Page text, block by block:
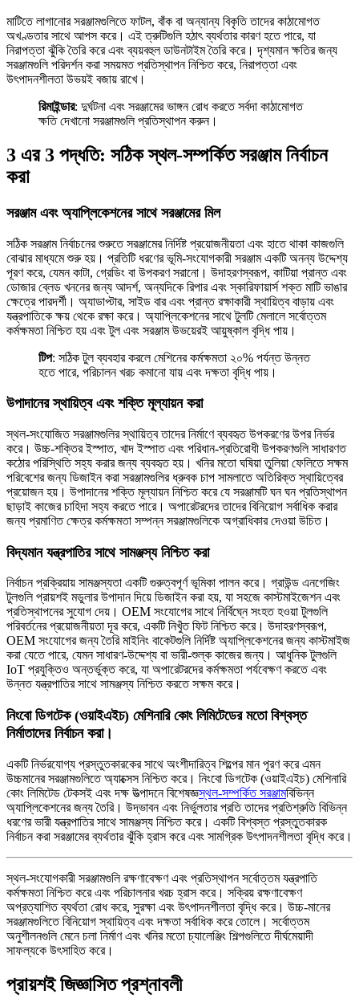
মাটিতে লাগানোর সরঞ্জামগুলিতে ফাটল, বাঁক বা অন্যান্য বিকৃতি তাদের কাঠামোগত
অখণ্ডতার সাথে আপস করে। এই ত্রুটিগুলি হঠাৎ ব্যর্থতার কারণ হতে পারে, যা
নিরাপত্তা ঝুঁকি তৈরি করে এবং ব্যয়বহুল ডাউনটাইম তৈরি করে। দৃশ্যমান ক্ষতির জন্য
সরঞ্জামগুলি পরিদর্শন করা সময়মত প্রতিস্থাপন নিশ্চিত করে, নিরাপত্তা এবং
উৎপাদনশীলতা উভয়ই বজায় রাখে।
রিমাইন্ডার: দুর্ঘটনা এবং সরঞ্জামের ভাঙ্গন রোধ করতে সর্বদা কাঠামোগত
ক্ষতি দেখানো সরঞ্জামগুলি প্রতিস্থাপন করুন।
3 এর 3 পদ্ধতি: সঠিক স্থল-সম্পর্কিত সরঞ্জাম নির্বাচন
করা
সরঞ্জাম এবং অ্যাপ্লিকেশনের সাথে সরঞ্জামের মিল
সঠিক সরঞ্জাম নির্বাচনের শুরুতে সরঞ্জামের নির্দিষ্ট প্রয়োজনীয়তা এবং হাতে থাকা কাজগুলি
বোঝার মাধ্যমে শুরু হয়। প্রতিটি ধরণের ভূমি-সংযোগকারী সরঞ্জাম একটি অনন্য উদ্দেশ্য
পূরণ করে, যেমন কাটা, গ্রেডিং বা উপকরণ সরানো। উদাহরণস্বরূপ, কাটিয়া প্রান্ত এবং
ডোজার ব্লেড খননের জন্য আদর্শ, অন্যদিকে রিপার এবং স্কারিফায়ার্স শক্ত মাটি ভাঙার
ক্ষেত্রে পারদর্শী। অ্যাডাপ্টার, সাইড বার এবং প্রান্ত রক্ষাকারী স্থায়িত্ব বাড়ায় এবং
যন্ত্রপাতিকে ক্ষয় থেকে রক্ষা করে। অ্যাপ্লিকেশনের সাথে টুলটি মেলালে সর্বোত্তম
কর্মক্ষমতা নিশ্চিত হয় এবং টুল এবং সরঞ্জাম উভয়েরই আয়ুষ্কাল বৃদ্ধি পায়।
টিপ: সঠিক টুল ব্যবহার করলে মেশিনের কর্মক্ষমতা ২০% পর্যন্ত উন্নত
হতে পারে, পরিচালন খরচ কমানো যায় এবং দক্ষতা বৃদ্ধি পায়।
উপাদানের স্থায়িত্ব এবং শক্তি মূল্যায়ন করা
স্থল-সংযোজিত সরঞ্জামগুলির স্থায়িত্ব তাদের নির্মাণে ব্যবহৃত উপকরণের উপর নির্ভর
করে। উচ্চ-শক্তির ইস্পাত, খাদ ইস্পাত এবং পরিধান-প্রতিরোধী উপকরণগুলি সাধারণত
কঠোর পরিস্থিতি সহ্য করার জন্য ব্যবহৃত হয়। খনির মতো ঘষিয়া তুলিয়া ফেলিতে সক্ষম
পরিবেশের জন্য ডিজাইন করা সরঞ্জামগুলির ধ্রুবক চাপ সামলাতে অতিরিক্ত স্থায়িত্বের
প্রয়োজন হয়। উপাদানের শক্তি মূল্যায়ন নিশ্চিত করে যে সরঞ্জামটি ঘন ঘন প্রতিস্থাপন
ছাড়াই কাজের চাহিদা সহ্য করতে পারে। অপারেটরদের তাদের বিনিয়োগ সর্বাধিক করার
জন্য প্রমাণিত ক্ষেত্র কর্মক্ষমতা সম্পন্ন সরঞ্জামগুলিকে অগ্রাধিকার দেওয়া উচিত।
বিদ্যমান যন্ত্রপাতির সাথে সামঞ্জস্য নিশ্চিত করা
নির্বাচন প্রক্রিয়ায় সামঞ্জস্যতা একটি গুরুত্বপূর্ণ ভূমিকা পালন করে। গ্রাউন্ড এনগেজিং
টুলগুলি প্রায়শই মডুলার উপাদান দিয়ে ডিজাইন করা হয়, যা সহজে কাস্টমাইজেশন এবং
প্রতিস্থাপনের সুযোগ দেয়। OEM সংযোগের সাথে নির্বিঘ্নে সংহত হওয়া টুলগুলি
পরিবর্তনের প্রয়োজনীয়তা দূর করে, একটি নিখুঁত ফিট নিশ্চিত করে। উদাহরণস্বরূপ,
OEM সংযোগের জন্য তৈরি মাইনিং বাকেটগুলি নির্দিষ্ট অ্যাপ্লিকেশনের জন্য কাস্টমাইজ
করা যেতে পারে, যেমন সাধারণ-উদ্দেশ্য বা ভারী-শুল্ক কাজের জন্য। আধুনিক টুলগুলি
IoT প্রযুক্তিও অন্তর্ভুক্ত করে, যা অপারেটরদের কর্মক্ষমতা পর্যবেক্ষণ করতে এবং
উন্নত যন্ত্রপাতির সাথে সামঞ্জস্য নিশ্চিত করতে সক্ষম করে।
নিংবো ডিগটেক (ওয়াইএইচ) মেশিনারি কোং লিমিটেডের মতো বিশ্বস্ত
নির্মাতাদের নির্বাচন করা।
একটি নির্ভরযোগ্য প্রস্তুতকারকের সাথে অংশীদারিত্ব শিল্পের মান পূরণ করে এমন
উচ্চমানের সরঞ্জামগুলিতে অ্যাক্সেস নিশ্চিত করে। নিংবো ডিগটেক (ওয়াইএইচ) মেশিনারি
কোং লিমিটেড টেকসই এবং দক্ষ উত্পাদনে বিশেষজ্ঞস্থল-সম্পর্কিত সরঞ্জামবিভিন্ন
অ্যাপ্লিকেশনের জন্য তৈরি। উদ্ভাবন এবং নির্ভুলতার প্রতি তাদের প্রতিশ্রুতি বিভিন্ন
ধরণের ভারী যন্ত্রপাতির সাথে সামঞ্জস্য নিশ্চিত করে। একটি বিশ্বস্ত প্রস্তুতকারক
নির্বাচন করা সরঞ্জামের ব্যর্থতার ঝুঁকি হ্রাস করে এবং সামগ্রিক উৎপাদনশীলতা বৃদ্ধি করে।
স্থল-সংযোগকারী সরঞ্জামগুলি রক্ষণাবেক্ষণ এবং প্রতিস্থাপন সর্বোত্তম যন্ত্রপাতি
কর্মক্ষমতা নিশ্চিত করে এবং পরিচালনার খরচ হ্রাস করে। সক্রিয় রক্ষণাবেক্ষণ
অপ্রত্যাশিত ব্যর্থতা রোধ করে, সুরক্ষা এবং উৎপাদনশীলতা বৃদ্ধি করে। উচ্চ-মানের
সরঞ্জামগুলিতে বিনিয়োগ স্থায়িত্ব এবং দক্ষতা সর্বাধিক করে তোলে। সর্বোত্তম
অনুশীলনগুলি মেনে চলা নির্মাণ এবং খনির মতো চ্যালেঞ্জিং শিল্পগুলিতে দীর্ঘমেয়াদী
সাফল্যকে উৎসাহিত করে।
প্রায়শই জিজ্ঞাসিত প্রশ্নাবলী